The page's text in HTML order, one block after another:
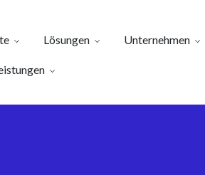
Lösungen Unternehmen